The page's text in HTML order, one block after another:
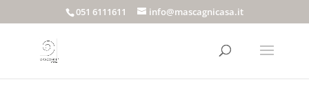
051 6111611 info@mascagnicasa.it